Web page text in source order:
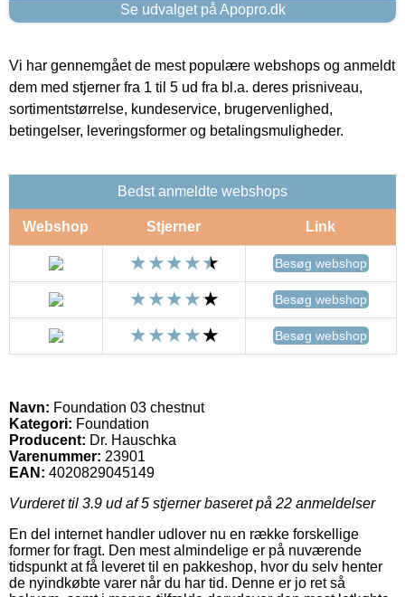
Se udvalget på Apopro.dk
Vi har gennemgået de mest populære webshops og anmeldt
dem med stjerner fra 1 til 5 ud fra bl.a. deres prisniveau,
sortimentstørrelse, kundeservice, brugervenlighed,
betingelser, leveringsformer og betalingsmuligheder.
Bedst anmeldte webshops
Webshop Stjerner Link
Besøg webshop
Besøg webshop
Besøg webshop
Navn: Foundation 03 chestnut
Kategori: Foundation
Producent: Dr. Hauschka
Varenummer: 23901
EAN: 4020829045149
Vurderet til 3.9 ud af 5 stjerner baseret på 22 anmeldelser
En del internet handler udlover nu en række forskellige
former for fragt. Den mest almindelige er på nuværende
tidspunkt at få leveret til en pakkeshop, hvor du selv henter
de nyindkøbte varer når du har tid. Denne er jo ret så